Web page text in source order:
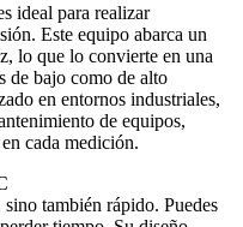
ideal para realizar
Este equipo abarca un
lo que lo convierte en una
de bajo como de alto
en entornos industriales,
de equipos,
cada medición.
también rápido. Puedes